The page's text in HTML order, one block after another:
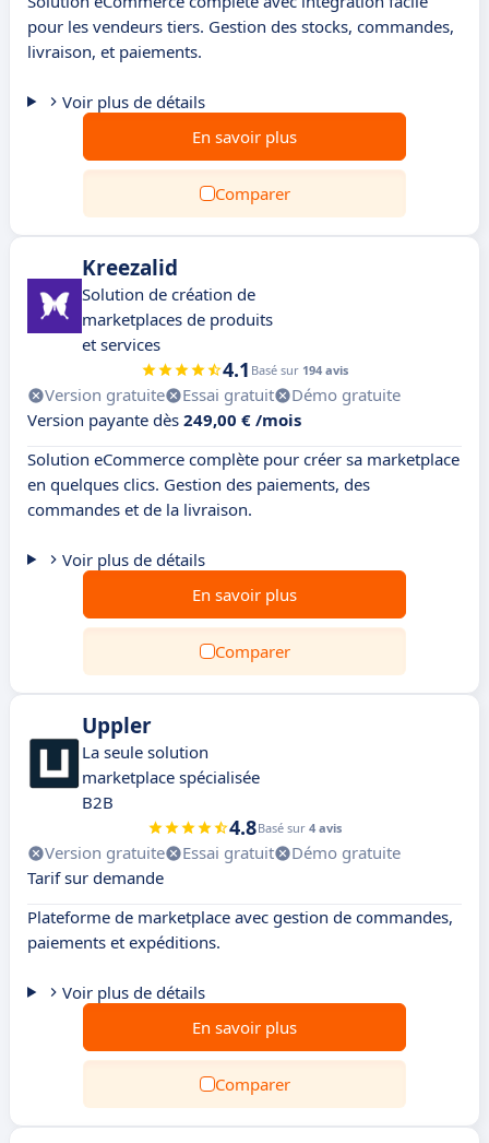
pour les vendeurs tiers. Gestion des stocks, commandes,
livraison, et paiements.
Voir plus de détails
En savoir plus
Comparer
Kreezalid
Solution de création de
marketplaces de produits
et services
4.1 Basé sur 194 avis
Version gratuite Essai gratuit
Démo gratuite
Version payante dès 249,00 € /mois
Solution eCommerce complète pour créer sa marketplace
en quelques clics. Gestion des paiements, des
commandes et de la livraison.
Voir plus de détails
En savoir plus
Comparer
Uppler
La seule solution
marketplace spécialisée
B2B
4.8Basé sur 4 avis
Version gratuite Essai gratuit
Démo gratuite
Tarif sur demande
Plateforme de marketplace avec gestion de commandes,
paiements et expéditions.
Voir plus de détails
En savoir plus
Comparer